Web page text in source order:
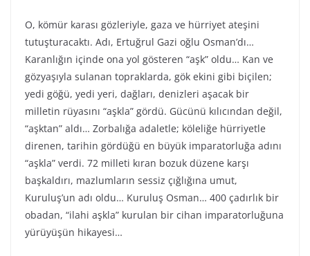
O, kömür karası gözleriyle, gaza ve hürriyet ateşini
tutuşturacaktı. Adı, Ertuğrul Gazi oğlu Osman’dı…
Karanlığın içinde ona yol gösteren “aşk” oldu… Kan ve
gözyaşıyla sulanan topraklarda, gök ekini gibi biçilen;
yedi göğü, yedi yeri, dağları, denizleri aşacak bir
milletin rüyasını “aşkla” gördü. Gücünü kılıcından değil,
“aşktan” aldı… Zorbalığa adaletle; köleliğe hürriyetle
direnen, tarihin gördüğü en büyük imparatorluğa adını
“aşkla” verdi. 72 milleti kıran bozuk düzene karşı
başkaldırı, mazlumların sessiz çığlığına umut,
Kuruluş’un adı oldu… Kuruluş Osman… 400 çadırlık bir
obadan, “ilahi aşkla” kurulan bir cihan imparatorluğuna
yürüyüşün hikayesi…